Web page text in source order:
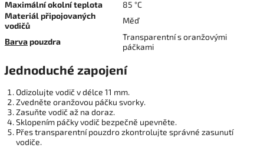
Maximální okolní teplota
85 °C
Materiál připojovaných
vodičů
Měď
Barvapouzdra
Transparentní s oranžovými
páčkami
Jednoduché zapojení
Odizolujte vodič v délce 11 mm.
Zvedněte oranžovou páčku svorky.
Zasuňte vodič až na doraz.
Sklopením páčky vodič bezpečně upevněte.
Přes transparentní pouzdro zkontrolujte správné zasunutí
vodiče.